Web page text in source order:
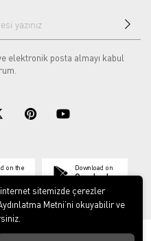
elektronik posta almayı kabul
on the Download on
Google play
. Tüm hakları saklıdır.
sitemizde çerezler
Metni’ni okuyabilir ve